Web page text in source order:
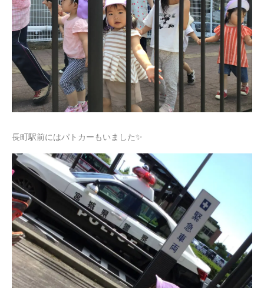
長町駅前にはパトカーもいました✨